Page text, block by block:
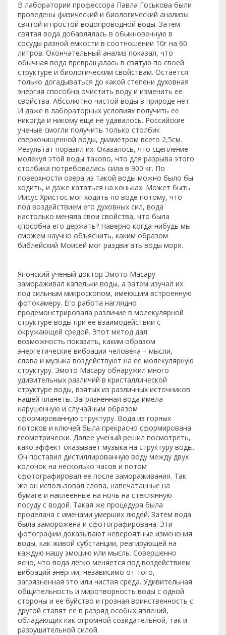
В лаборатории профессора Павла Госькова были
проведены физический и биологический анализы
святой и простой водопроводной воды. Затем
святая вода добавлялась в обыкновенную в
сосуды разной емкости в соотношении 10г на 60
литров. Окончательный анализ показал, что
обычная вода превращалась в святую по своей
структуре и биологическим свойствам. Остается
только догадываться до какой степени духовная
энергия способна очистить воду и изменить ее
свойства. Абсолютно чистой воды в природе нет.
И даже в лабораторных условиях получить ее
никогда и никому еще не удавалось. Российские
ученые смогли получить только столбик
сверхочищенной воды, диаметром всего 2,5см.
Результат поразил их. Оказалось, что сцепление
молекул этой воды таково, что для разрыва этого
столбика потребовалась сила в 900 кг. По
поверхности озера из такой воды можно было бы
ходить, и даже кататься на коньках. Может быть
Иисус Христос мог ходить по воде потому, что
под воздействием его духовных сил, вода
настолько меняла свои свойства, что была
способна его держать? Наверно когда-нибудь мы
сможем научно объяснить, каким образом
библейский Моисей мог раздвигать воды моря.
Японский ученый доктор Эмото Масару
замораживал капельки воды, а затем изучал их
под сильным микроскопом, имеющим встроенную
фотокамеру. Его работа наглядно
продемонстрировала различие в молекулярной
структуре воды при ее взаимодействии с
окружающей средой. Этот метод дал
возможность показать, каким образом
энергетические вибрации человека – мысли,
слова и музыка воздействуют на ее молекулярную
структуру. Эмото Масару обнаружил много
удивительных различий в кристаллической
структуре воды, взятых из различных источников
нашей планеты. Загрязненная вода имела
нарушенную и случайным образом
сформированную структуру. Вода из горных
потоков и ключей была прекрасно сформирована
геометрически. Далее ученый решил посмотреть,
како эффект оказывает музыка на структуру воды.
Он поставил дистиллированную воду между двух
колонок на несколько часов и потом
сфотографировал ее после замораживания. Так
же он использовал слова, напечатанные на
бумаге и наклеенные на ночь на стеклянную
посуду с водой. Такая же процедура была
проделана с именами умерших людей. Затем вода
была заморожена и сфотографирована. Эти
фотографии доказывают невероятные изменения
воды, как живой субстанции, реагирующей на
каждую нашу эмоцию или мысль. Совершенно
ясно, что вода легко меняется под воздействием
вибраций энергии, независимо от того,
загрязненная это или чистая среда. Удивительная
общительность и миротворность воды с одной
стороны и ее буйство и грозная воинственность с
другой ставят ее в разряд особых явлений,
обладающих как огромной созидательной, так и
разрушительной силой.